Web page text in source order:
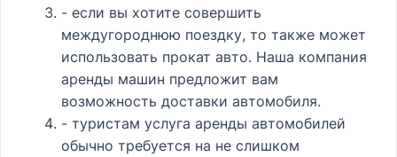
- если вы хотите совершить
междугороднюю поездку, то также может
использовать прокат авто. Наша компания
аренды машин предложит вам
возможность доставки автомобиля.
- туристам услуга аренды автомобилей
обычно требуется на не слишком